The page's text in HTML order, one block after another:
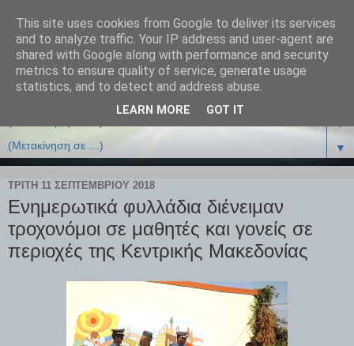
▼
▼
ΤΡΊΤΗ 11 ΣΕΠΤΕΜΒΡΊΟΥ 2018
Ενημερωτικά φυλλάδια διένειμαν
τροχονόμοι σε μαθητές και γονείς σε
περιοχές της Κεντρικής Μακεδονίας
This site uses cookies from Google to deliver its services
and to analyze traffic. Your IP address and user-agent are
shared with Google along with performance and security
metrics to ensure quality of service, generate usage
statistics, and to detect and address abuse.
LEARN MORE GOT IT